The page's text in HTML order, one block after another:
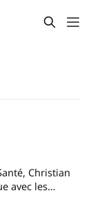
Christian
avec les
différentes
contrat de